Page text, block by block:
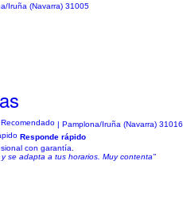
Iruña (Navarra) 31005
| Pamplona/Iruña (Navarra) 31016
Responde rápido
con garantía.
se adapta a tus horarios. Muy contenta"